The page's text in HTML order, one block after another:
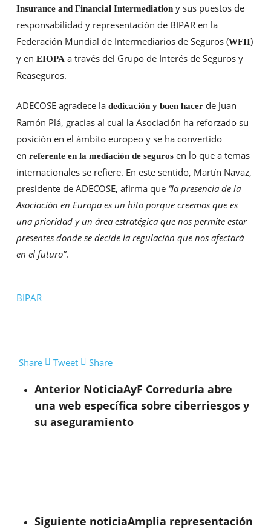
Insurance and Financial Intermediationy sus puestos de
responsabilidad y representación de BIPAR en la
Federación Mundial de Intermediarios de Seguros (WFII)
y en EIOPAa través del Grupo de Interés de Seguros y
Reaseguros.
ADECOSE agradece la dedicación y buen hacerde Juan
Ramón Plá, gracias al cual la Asociación ha reforzado su
posición en el ámbito europeo y se ha convertido
en referente en la mediación de segurosen lo que a temas
internacionales se refiere. En este sentido, Martín Navaz,
presidente de ADECOSE, afirma que “la presencia de la
Asociación en Europa es un hito porque creemos que es
una prioridad y un área estratégica que nos permite estar
presentes donde se decide la regulación que nos afectará
en el futuro”.
BIPAR
Share Tweet Share
Anterior NoticiaAyF Correduría abre
una web específica sobre ciberriesgos y
su aseguramiento
Siguiente noticiaAmplia representación